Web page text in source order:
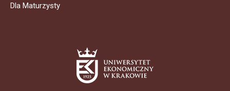
Dla Maturzysty